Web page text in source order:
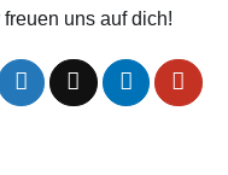
uns auf dich!